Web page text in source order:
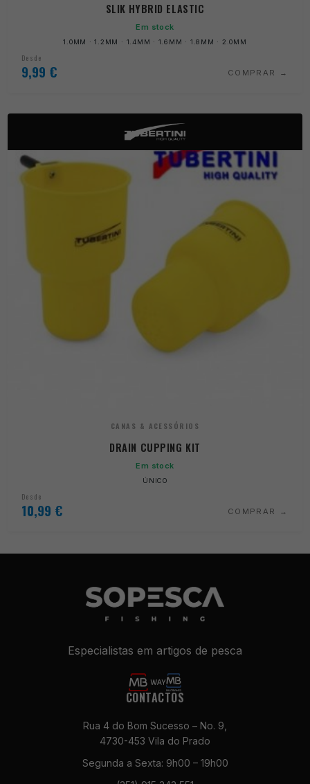
SLIK HYBRID ELASTIC
Em stock
1.0MM · 1.2MM · 1.4MM · 1.6MM · 1.8MM · 2.0MM
Desde
9,99 € COMPRAR
CANAS & ACESSÓRIOS
DRAIN CUPPING KIT
Em stock
ÚNICO
Desde
10,99 € COMPRAR
Especialistas em artigos de pesca
CONTACTOS
Rua 4 do Bom Sucesso – No. 9,
4730-453 Vila do Prado
Segunda a Sexta: 9h00 – 19h00
Necessários
Estes cookies
opcionais. São
necessários
para o